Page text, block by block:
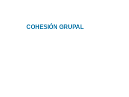
COHESIÓN GRUPAL